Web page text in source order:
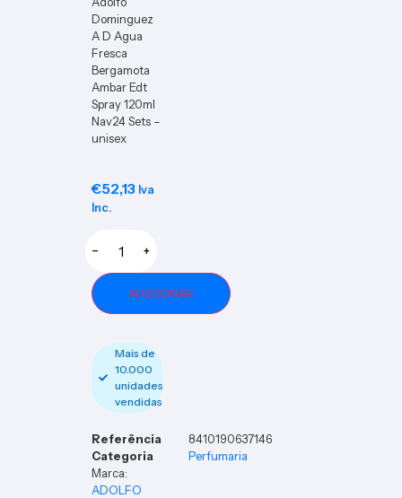
Dominguez
A D Agua
Fresca
Bergamota
Ambar Edt
Spray 120ml
Nav24 Sets –
unisex
€52,13 Iva
Inc.
− +
ADICIONAR
Mais de
10.000
unidades
vendidas
Referência
8410190637146
Categoria
Perfumaria
Marca:
ADOLFO